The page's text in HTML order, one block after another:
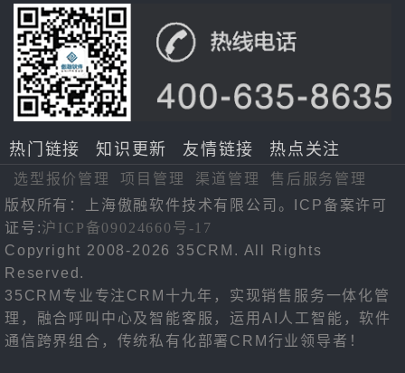
热门链接 知识更新 友情链接 热点关注
选型报价管理 项目管理 渠道管理
售后服务管理
版权所有：上海傲融软件技术有限公司。ICP备案许可
证号:沪ICP备09024660号-17
Copyright 2008-2026 35CRM. All Rights
Reserved.
35CRM专业专注CRM十九年，实现销售服务一体化管
理，融合呼叫中心及智能客服，运用AI人工智能，软件
通信跨界组合，传统私有化部署CRM行业领导者！